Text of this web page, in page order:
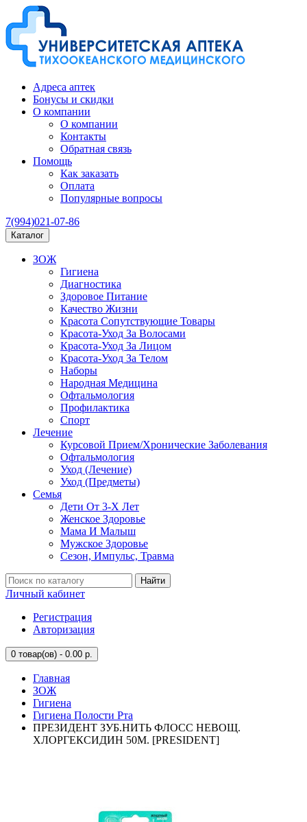
Адреса аптек
Бонусы и скидки
О компании
О компании
Контакты
Обратная связь
Помощь
Как заказать
Оплата
Популярные вопросы
7(994)021-07-86
Каталог
ЗОЖ
Гигиена
Диагностика
Здоровое Питание
Качество Жизни
Красота Сопутствующие Товары
Красота-Уход За Волосами
Красота-Уход За Лицом
Красота-Уход За Телом
Наборы
Народная Медицина
Офтальмология
Профилактика
Спорт
Лечение
Курсовой Прием/Хронические Заболевания
Офтальмология
Уход (Лечение)
Уход (Предметы)
Семья
Дети От 3-Х Лет
Женское Здоровье
Мама И Малыш
Мужское Здоровье
Сезон, Импульс, Травма
Найти
Личный кабинет
Регистрация
Авторизация
0 товар(ов) - 0.00 р.
Главная
ЗОЖ
Гигиена
Гигиена Полости Рта
ПРЕЗИДЕНТ ЗУБ.НИТЬ ФЛОСС НЕВОЩ.
ХЛОРГЕКСИДИН 50М. [PRESIDENT]